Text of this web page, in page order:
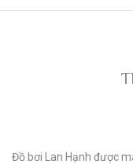
Đồ bơi Lan Hạnh được